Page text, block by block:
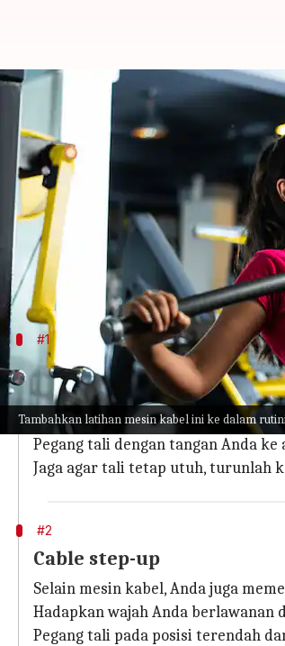
Tambahkan latihan mesin kabel ini ke dalam
Latihan mesin kabel
menulis Taufiq Al Jufri Sep 05, 2023 01:10 pm
Apa ceritanya
Jika berbicara tentang peralatan
Selain membantu Anda
pinggul, paha depan, betis, dan
#1
Cable front squat
Cable squat bermanfaat untuk
Menghadlah ke mesin kabel dan
Pegang tali dengan tangan Anda
Jaga agar tali tetap utuh, turunlah
#2
Cable step-up
Selain mesin kabel, Anda juga
Hadapkan wajah Anda berlawanan
Pegang tali pada posisi terendah